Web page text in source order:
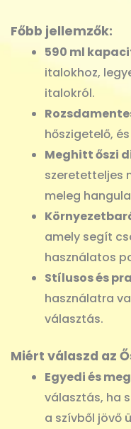
Főbb jellemzők:
590 ml
italokhoz,
italokról.
hőszigetelő,
Meghitt őszi
szeretetteljes
meleg
amely segít
használatos
Stílusos és
használatra
választás.
Miért válaszd az
Egyedi és
választás, ha
a szívből jövő